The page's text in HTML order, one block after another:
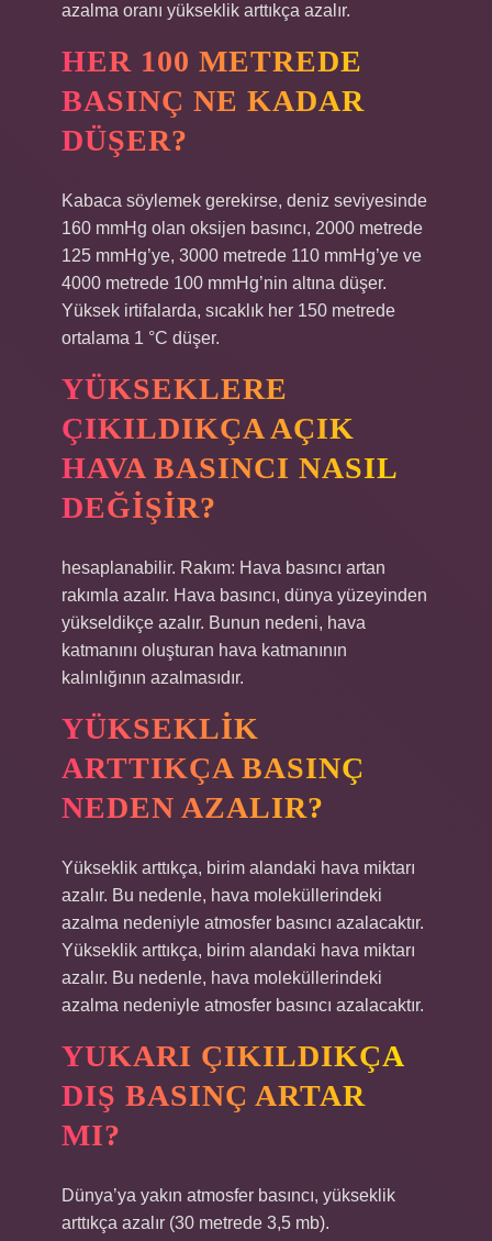
azalma oranı yükseklik arttıkça azalır.
HER 100 METREDE
BASINÇ NE KADAR
DÜŞER?
Kabaca söylemek gerekirse, deniz seviyesinde
160 mmHg olan oksijen basıncı, 2000 metrede
125 mmHg’ye, 3000 metrede 110 mmHg’ye ve
4000 metrede 100 mmHg’nin altına düşer.
Yüksek irtifalarda, sıcaklık her 150 metrede
ortalama 1 °C düşer.
YÜKSEKLERE
ÇIKILDIKÇA AÇIK
HAVA BASINCI NASIL
DEĞIŞIR?
hesaplanabilir. Rakım: Hava basıncı artan
rakımla azalır. Hava basıncı, dünya yüzeyinden
yükseldikçe azalır. Bunun nedeni, hava
katmanını oluşturan hava katmanının
kalınlığının azalmasıdır.
YÜKSEKLIK
ARTTIKÇA BASINÇ
NEDEN AZALIR?
Yükseklik arttıkça, birim alandaki hava miktarı
azalır. Bu nedenle, hava moleküllerindeki
azalma nedeniyle atmosfer basıncı azalacaktır.
Yükseklik arttıkça, birim alandaki hava miktarı
azalır. Bu nedenle, hava moleküllerindeki
azalma nedeniyle atmosfer basıncı azalacaktır.
YUKARI ÇIKILDIKÇA
DIŞ BASINÇ ARTAR
MI?
Dünya’ya yakın atmosfer basıncı, yükseklik
arttıkça azalır (30 metrede 3,5 mb).